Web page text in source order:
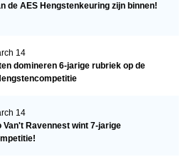
de AES Hengstenkeuring zijn binnen!
14
domineren 6-jarige rubriek op de
14
Van't Ravennest wint 7-jarige